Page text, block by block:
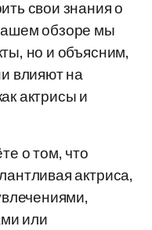
свои знания о
обзоре мы
но и объясним,
влияют на
актрисы и
о том, что
актриса,
или